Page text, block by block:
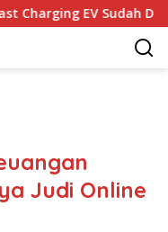
EV Sudah
Judi Online